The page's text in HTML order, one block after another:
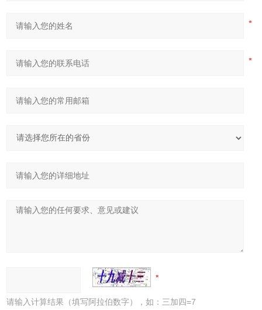
请输入计算结果（填写阿拉伯数字），如：三加四=7